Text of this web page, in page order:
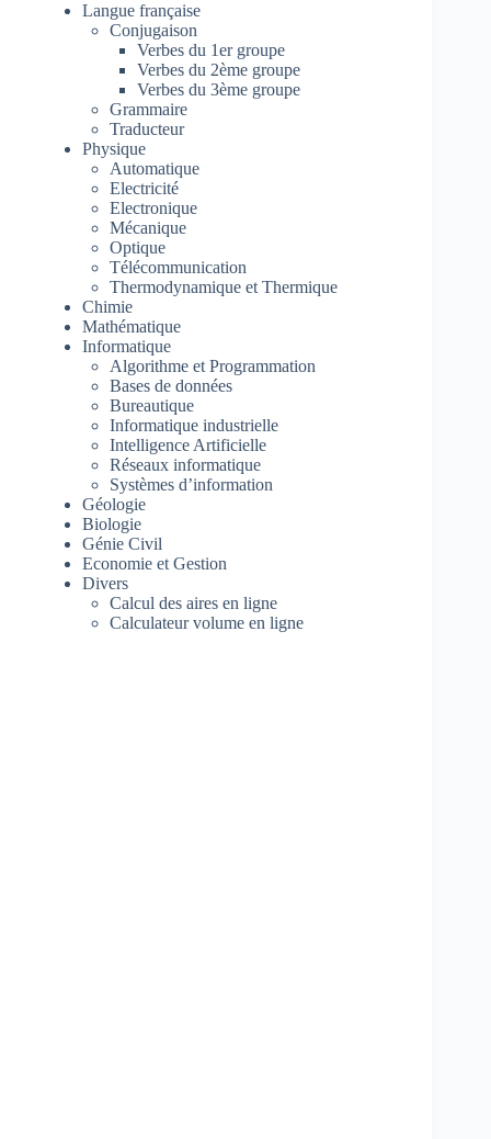
Langue française
Conjugaison
Verbes du 1er groupe
Verbes du 2ème groupe
Verbes du 3ème groupe
Grammaire
Traducteur
Physique
Automatique
Electricité
Electronique
Mécanique
Optique
Télécommunication
Thermodynamique et Thermique
Chimie
Mathématique
Informatique
Algorithme et Programmation
Bases de données
Bureautique
Informatique industrielle
Intelligence Artificielle
Réseaux informatique
Systèmes d’information
Géologie
Biologie
Génie Civil
Economie et Gestion
Divers
Calcul des aires en ligne
Calculateur volume en ligne